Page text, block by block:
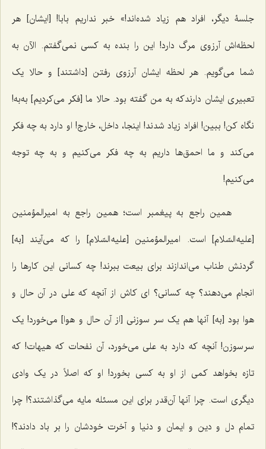
جلسۀ دیگر، افراد هم زیاد شده‌اند!» خبر نداریم بابا! [ایشان] هر
لحظه‌اش آرزوی مرگ دارد! این را بنده به کسی نمی‌گفتم. الآن به
شما می‌گویم. هر لحظه ایشان آرزوی رفتن [داشتند] و حالا یک
تعبیری ایشان دارندکه به من گفته بود. حالا ما [فکر می‌کردیم] به‌به!
نگاه کن! ببین! افراد زیاد شدند! اینجا، داخل، خارج! او دارد به چه فکر
می‌کند و ما احمق‌ها داریم به چه فکر می‌کنیم و به چه توجه
می‌کنیم!
همین راجع به پیغمبر است؛ همین راجع به امیرالمؤمنین
[علیه السّلام] است. امیرالمؤمنین [علیه السّلام] را که می‌آیند [به]
گردنش طناب می‌اندازند برای بیعت ببرند! چه کسانی این کارها را
انجام می‌دهند؟ چه کسانی؟ ‌ای کاش از آنچه که علی در آن حال و
هوا بود [به] آنها هم یک سر سوزنی [از آن حال و هوا] می‌خورد! یک
سر سوزن! آنچه که دارد به علی می‌خورد، آن نفحات که هیهات! که
تازه بخواهد کمی از او به کسی بخورد! او که اصلاً در یک وادی
دیگری است. چرا آنها آن‌قدر برای این مسئله مایه می‌گذاشتند؟! چرا
تمام دل و دین و ایمان و دنیا و آخرت خودشان را بر باد دادند؟!